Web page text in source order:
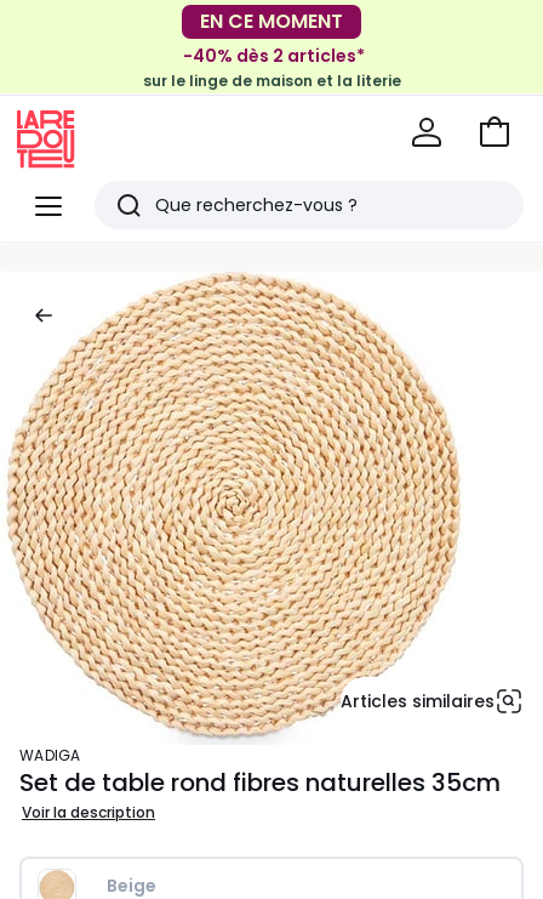
-30€ tous les 100€*
sur le meuble & la déco
EN CE MOMENT
-40% dès 2 articles*
sur le linge de maison et la literie
Menu
Redoute
Rechercher
articles
vus
Voir
Articles similaires
WADIGA
Set de table rond fibres naturelles 35cm
Voir la description
Beige